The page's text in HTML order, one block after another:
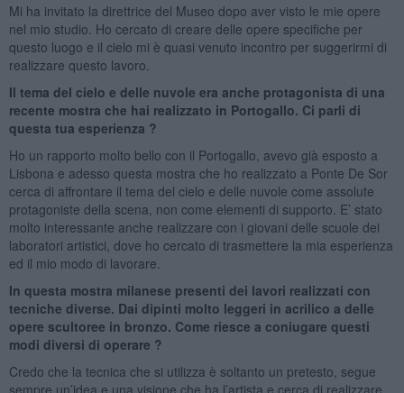
Mi ha invitato la direttrice del Museo dopo aver visto le mie opere
nel mio studio. Ho cercato di creare delle opere specifiche per
questo luogo e il cielo mi è quasi venuto incontro per suggerirmi di
realizzare questo lavoro.
Il tema del cielo e delle nuvole era anche protagonista di una
recente mostra che hai realizzato in Portogallo. Ci parli di
questa tua esperienza ?
Ho un rapporto molto bello con il Portogallo, avevo già esposto a
Lisbona e adesso questa mostra che ho realizzato a Ponte De Sor
cerca di affrontare il tema del cielo e delle nuvole come assolute
protagoniste della scena, non come elementi di supporto. E’ stato
molto interessante anche realizzare con i giovani delle scuole dei
laboratori artistici, dove ho cercato di trasmettere la mia esperienza
ed il mio modo di lavorare.
In questa mostra milanese presenti dei lavori realizzati con
tecniche diverse. Dai dipinti molto leggeri in acrilico a delle
opere scultoree in bronzo. Come riesce a coniugare questi
modi diversi di operare ?
Credo che la tecnica che si utilizza è soltanto un pretesto, segue
sempre un’idea e una visione che ha l’artista e cerca di realizzare